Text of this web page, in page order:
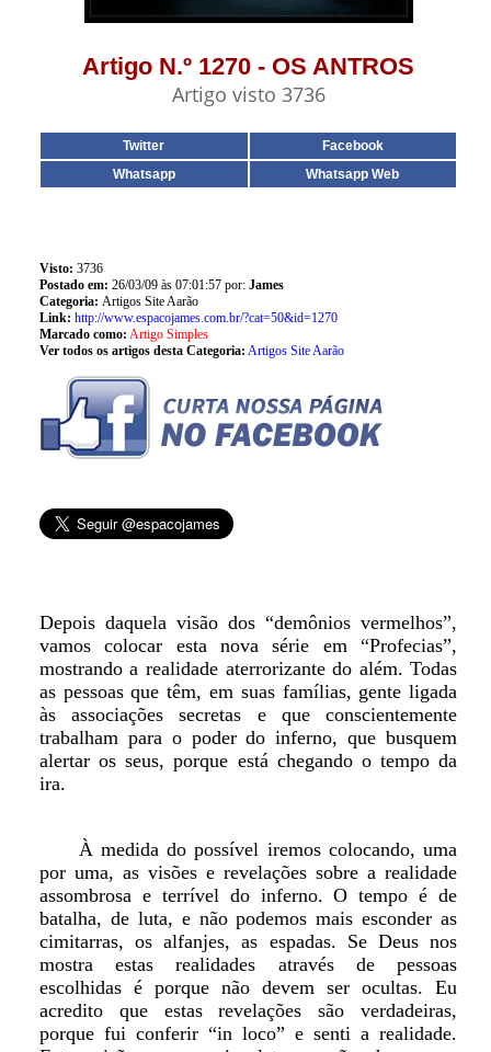
Artigo N.º 1270 - OS ANTROS
Artigo visto 3736
Twitter
Facebook
Whatsapp
Whatsapp Web
Visto: 3736
Postado em: 26/03/09 às 07:01:57 por: James
Categoria: Artigos Site Aarão
Link: http://www.espacojames.com.br/?cat=50&id=1270
Marcado como: Artigo Simples
Ver todos os artigos desta Categoria: Artigos Site Aarão
Depois daquela visão dos “demônios vermelhos”,
vamos colocar esta nova série em “Profecias”,
mostrando a realidade aterrorizante do além. Todas
as pessoas que têm, em suas famílias, gente ligada
às associações secretas e que conscientemente
trabalham para o poder do inferno, que busquem
alertar os seus, porque está chegando o tempo da
ira.
À medida do possível iremos colocando, uma
por uma, as visões e revelações sobre a realidade
assombrosa e terrível do inferno. O tempo é de
batalha, de luta, e não podemos mais esconder as
cimitarras, os alfanjes, as espadas. Se Deus nos
mostra estas realidades através de pessoas
escolhidas é porque não devem ser ocultas. Eu
acredito que estas revelações são verdadeiras,
porque fui conferir “in loco” e senti a realidade.